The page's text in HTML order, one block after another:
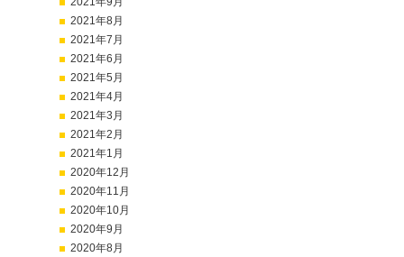
2021年8月
2021年7月
2021年6月
2021年5月
2021年4月
2021年3月
2021年2月
2021年1月
2020年12月
2020年11月
2020年10月
2020年9月
2020年8月